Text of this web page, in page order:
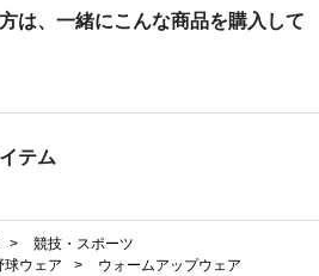
は、一緒にこんな商品を購入して
テム
>
競技・スポーツ
球ウェア >
ウォームアップウェア